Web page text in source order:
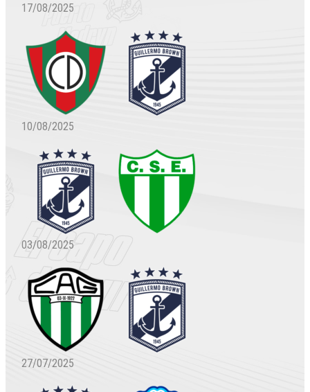
17/08/2025
10/08/2025
03/08/2025
27/07/2025